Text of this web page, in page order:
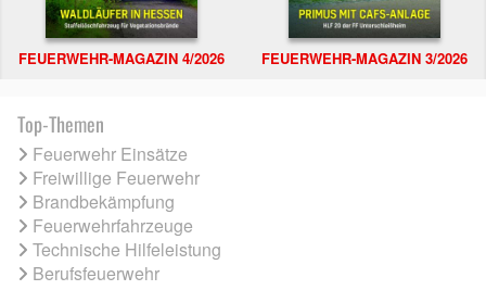
FEUERWEHR-MAGAZIN 4/2026 FEUERWEHR-MAGAZIN 3/2026
Top-Themen
Feuerwehr Einsätze
Freiwillige Feuerwehr
Brandbekämpfung
Feuerwehrfahrzeuge
Technische Hilfeleistung
Berufsfeuerwehr